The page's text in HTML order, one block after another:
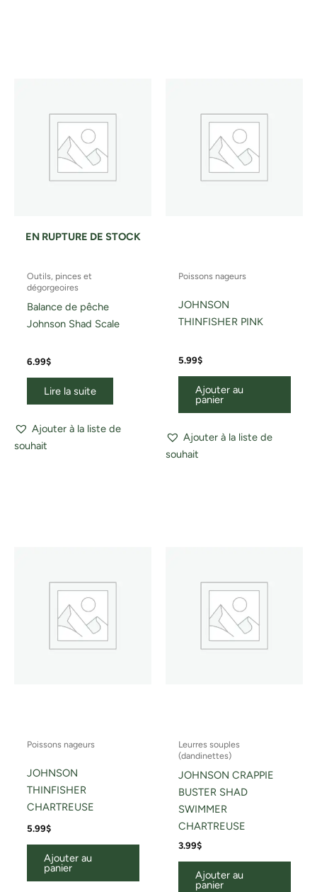
EN RUPTURE DE STOCK
Outils, pinces et
dégorgeoires
Balance de pêche
Johnson Shad Scale
6.99$
Lire la suite
Ajouter à la liste de
souhait
Poissons nageurs
JOHNSON
THINFISHER PINK
5.99$
Ajouter au
panier
Ajouter à la liste de
souhait
Poissons nageurs
JOHNSON
THINFISHER
CHARTREUSE
5.99$
Ajouter au
panier
Leurres souples
(dandinettes)
JOHNSON CRAPPIE
BUSTER SHAD
SWIMMER
CHARTREUSE
3.99$
Ajouter au
panier